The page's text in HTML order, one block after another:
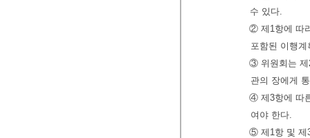
수 있다.
② 제1항에 따
포함된 이행
③ 위원회는 제
관의 장에게
④ 제3항에 따
여야 한다.
⑤ 제1항 및 제